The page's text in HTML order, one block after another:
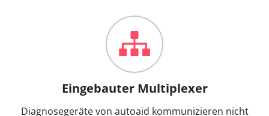
Eingebauter Multiplexer
Diagnosegeräte von autoaid kommunizieren nicht